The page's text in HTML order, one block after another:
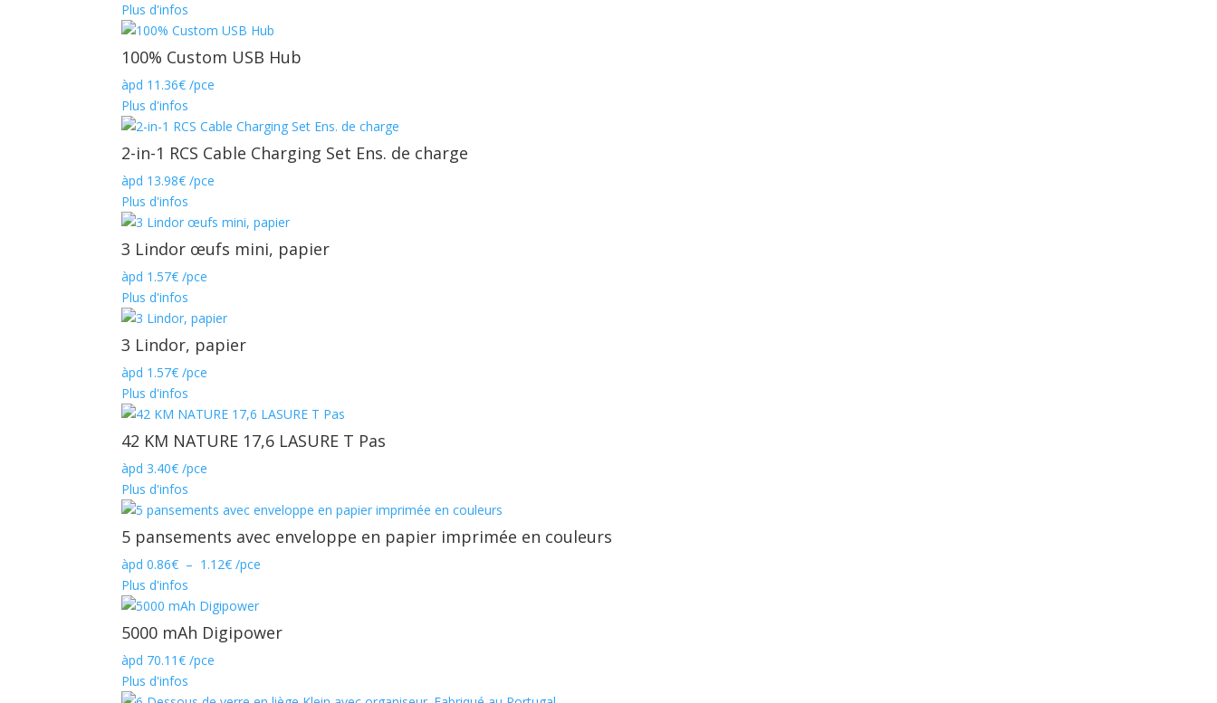
Plus d'infos
100% Custom USB Hub
àpd 11.36€ /pce
Plus d'infos
2-in-1 RCS Cable Charging Set Ens. de charge
àpd 13.98€ /pce
Plus d'infos
3 Lindor œufs mini, papier
àpd 1.57€ /pce
Plus d'infos
3 Lindor, papier
àpd 1.57€ /pce
Plus d'infos
42 KM NATURE 17,6 LASURE T Pas
àpd 3.40€ /pce
Plus d'infos
5 pansements avec enveloppe en papier imprimée en couleurs
àpd0.86€ – 1.12€Plage
prix :
0.86€
à
/pce
Plus d'infos
5000 mAh Digipower
àpd 70.11€ /pce
Plus d'infos